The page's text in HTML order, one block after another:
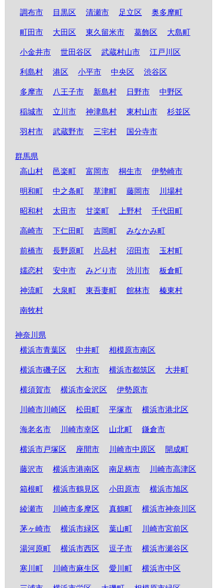
調布市 目黒区 清瀬市 足立区 奥多摩町
町田市 大田区 東久留米市 葛飾区 大島町
小金井市 世田谷区 武蔵村山市 江戸川区
利島村 港区 小平市 中央区 渋谷区
多摩市 八王子市 新島村 日野市 中野区
稲城市 立川市 神津島村 東村山市 杉並区
羽村市 武蔵野市 三宅村 国分寺市
群馬県
高山村
邑楽町 富岡市 桐生市 伊勢崎市
明和町 中之条町 草津町 藤岡市 川場村
昭和村 太田市 甘楽町 上野村 千代田町
高崎市 下仁田町 吉岡町 みなかみ町
前橋市 長野原町 片品村 沼田市 玉村町
嬬恋村 安中市 みどり市 渋川市 板倉町
神流町 大泉町 東吾妻町 館林市 榛東村
南牧村
神奈川県
横浜市青葉区
中井町 相模原市南区
横浜市磯子区 大和市 横浜市都筑区 大井町
横須賀市 横浜市金沢区 伊勢原市
川崎市川崎区 松田町 平塚市 横浜市港北区
海老名市 川崎市幸区 山北町 鎌倉市
横浜市戸塚区 座間市 川崎市中原区 開成町
藤沢市 横浜市港南区 南足柄市 川崎市高津区
箱根町 横浜市鶴見区 小田原市 横浜市旭区
綾瀬市 川崎市多摩区 真鶴町 横浜市神奈川区
茅ヶ崎市 横浜市緑区 葉山町 川崎市宮前区
湯河原町 横浜市西区 逗子市 横浜市瀬谷区
寒川町 川崎市麻生区 愛川町 横浜市中区